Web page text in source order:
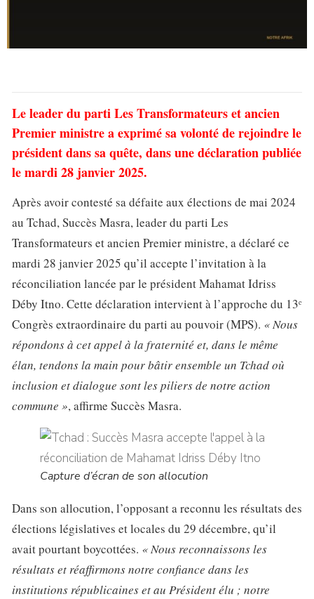
Le leader du parti Les Transformateurs et ancien
Premier ministre a exprimé sa volonté de rejoindre le
président dans sa quête, dans une déclaration publiée
le mardi 28 janvier 2025.
Après avoir contesté sa défaite aux élections de mai 2024
au Tchad, Succès Masra, leader du parti Les
Transformateurs et ancien Premier ministre, a déclaré ce
mardi 28 janvier 2025 qu’il accepte l’invitation à la
réconciliation lancée par le président Mahamat Idriss
Déby Itno. Cette déclaration intervient à l’approche du 13ᵉ
Congrès extraordinaire du parti au pouvoir (MPS). « Nous
répondons à cet appel à la fraternité et, dans le même
élan, tendons la main pour bâtir ensemble un Tchad où
inclusion et dialogue sont les piliers de notre action
commune », affirme Succès Masra.
Capture d’écran de son allocution
Dans son allocution, l’opposant a reconnu les résultats des
élections législatives et locales du 29 décembre, qu’il
avait pourtant boycottées. « Nous reconnaissons les
résultats et réaffirmons notre confiance dans les
institutions républicaines et au Président élu ; notre